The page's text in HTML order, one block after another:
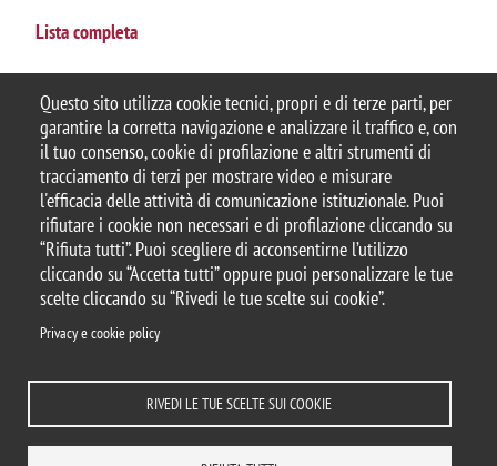
Questo sito utilizza cookie tecnici, propri e di terze parti, per
garantire la corretta navigazione e analizzare il traffico e, con
il tuo consenso, cookie di profilazione e altri strumenti di
tracciamento di terzi per mostrare video e misurare
l'efficacia delle attività di comunicazione istituzionale. Puoi
rifiutare i cookie non necessari e di profilazione cliccando su
“Rifiuta tutti”. Puoi scegliere di acconsentirne l’utilizzo
cliccando su “Accetta tutti” oppure puoi personalizzare le tue
scelte cliccando su “Rivedi le tue scelte sui cookie”.
Privacy e cookie policy
RIVEDI LE TUE SCELTE SUI COOKIE
Lista completa
© 2025 Università degli Studi di Milano-Bicocca
Piazza dell'Ateneo Nuovo, 1 - 20126, Milano
Casella PEC:ateneo.bicocca@pec.unimib.it
P.I. 12621570154 |Contattaci
Amministrazione trasparente
Dichiarazione di accessibilità